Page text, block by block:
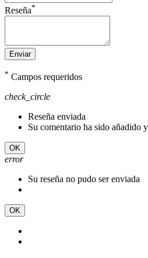
Reseña*
Enviar
* Campos requeridos
check_circle
Reseña enviada
Su comentario ha sido añadido
OK
error
Su reseña no pudo ser enviada
OK